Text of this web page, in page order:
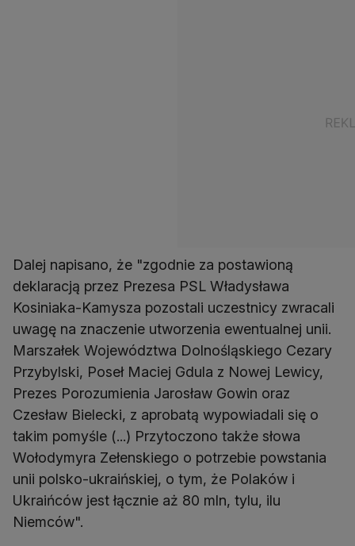
Dalej napisano, że "zgodnie za postawioną
deklaracją przez Prezesa PSL Władysława
Kosiniaka-Kamysza pozostali uczestnicy zwracali
uwagę na znaczenie utworzenia ewentualnej unii.
Marszałek Województwa Dolnośląskiego Cezary
Przybylski, Poseł Maciej Gdula z Nowej Lewicy,
Prezes Porozumienia Jarosław Gowin oraz
Czesław Bielecki, z aprobatą wypowiadali się o
takim pomyśle (...) Przytoczono także słowa
Wołodymyra Zełenskiego o potrzebie powstania
unii polsko-ukraińskiej, o tym, że Polaków i
Ukraińców jest łącznie aż 80 mln, tylu, ilu
Niemców".